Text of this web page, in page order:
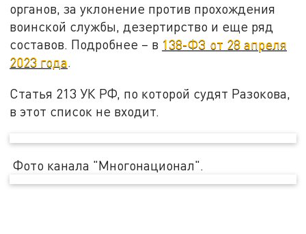
органов, за уклонение против прохождения
воинской службы, дезертирство и еще ряд
составов. Подробнее – в 138-ФЗ от 28 апреля
2023 года.
Статья 213 УК РФ, по которой судят Разокова,
в этот список не входит.
Фото канала "Многонационал".